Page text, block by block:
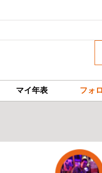
マイ年表 フォ